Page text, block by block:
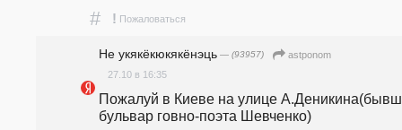
# ! Пожаловаться
Не укякёкюкякёнэць — (93957)
astponom
27.10 в 16:35
Пожалуй в Киеве на улице
бульвар говно-поэта Шевченко)